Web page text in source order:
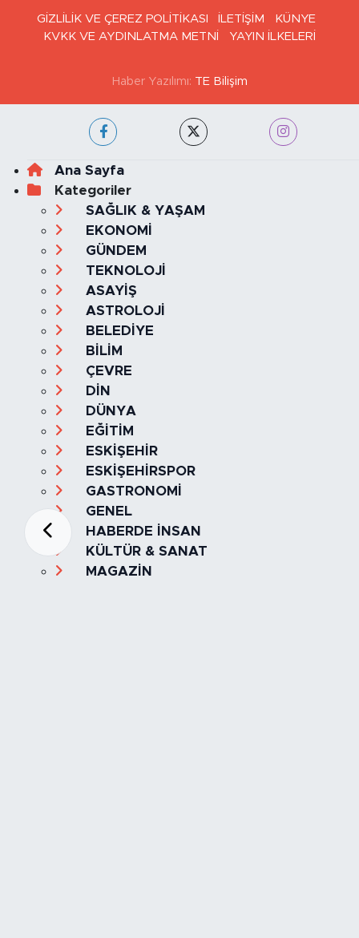
GİZLİLİK VE ÇEREZ POLİTİKASI İLETİŞİM
KÜNYE
KVKK VE AYDINLATMA METNİ
YAYIN İLKELERİ
Haber Yazılımı: TE Bilişim
Ana Sayfa
Kategoriler
SAĞLIK & YAŞAM
EKONOMİ
GÜNDEM
TEKNOLOJİ
ASAYİŞ
ASTROLOJİ
BELEDİYE
BİLİM
ÇEVRE
DİN
DÜNYA
EĞİTİM
ESKİŞEHİR
ESKİŞEHİRSPOR
GASTRONOMİ
GENEL
HABERDE İNSAN
KÜLTÜR & SANAT
MAGAZİN